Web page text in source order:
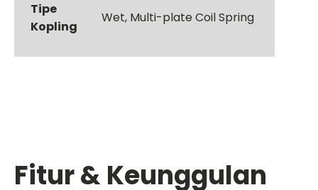
Tipe
Kopling
Wet, Multi-plate Coil Spring
Fitur & Keunggulan